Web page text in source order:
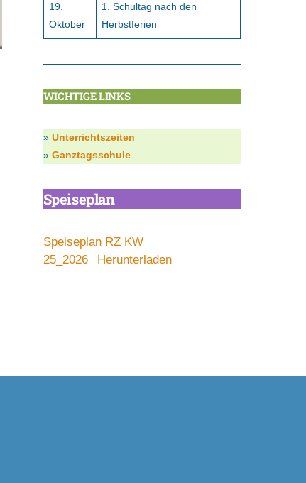
19.
Oktober
1. Schultag nach den
Herbstferien
WICHTIGE LINKS
» Unterrichtszeiten
» Ganztagsschule
Speiseplan
Speiseplan RZ KW
25_2026
Herunterladen